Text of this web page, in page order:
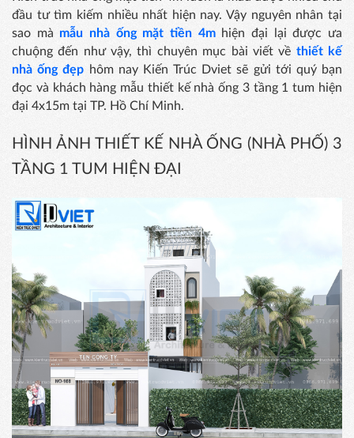
đầu tư tìm kiếm nhiều nhất hiện nay. Vậy nguyên nhân tại
sao mà mẫu nhà ống mặt tiền 4mhiện đại lại được ưa
chuộng đến như vậy, thì chuyên mục bài viết về thiết kế
nhà ống đẹp hôm nay Kiến Trúc Dviet sẽ gửi tới quý bạn
đọc và khách hàng mẫu thiết kế nhà ống 3 tầng 1 tum hiện
đại 4x15m tại TP. Hồ Chí Minh.
HÌNH ẢNH THIẾT KẾ NHÀ ỐNG (NHÀ PHỐ) 3
TẦNG 1 TUM HIỆN ĐẠI